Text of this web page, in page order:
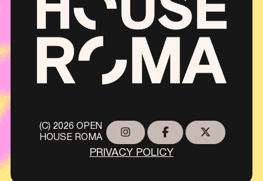
(C) 2026 OPEN
HOUSE ROMA
PRIVACY POLICY